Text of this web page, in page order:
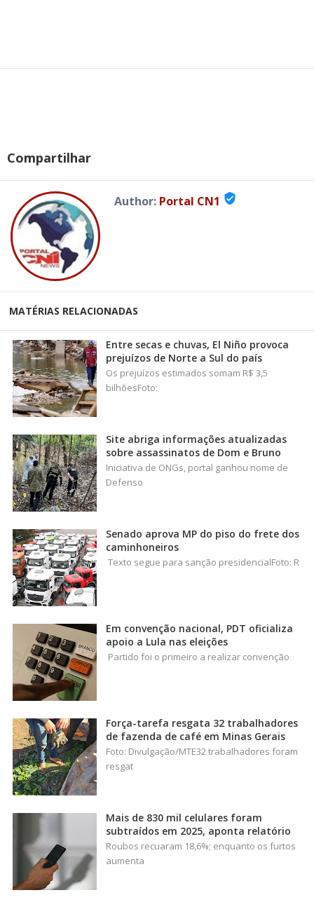
Compartilhar
Author: Portal CN1 verified_user
MATÉRIAS RELACIONADAS
Entre secas e chuvas, El Niño provoca
prejuízos de Norte a Sul do país
Os prejuízos estimados somam R$ 3,5
bilhõesFoto:
Site abriga informações atualizadas
sobre assassinatos de Dom e Bruno
Iniciativa de ONGs, portal ganhou nome de
Defenso
Senado aprova MP do piso do frete dos
caminhoneiros
Texto segue para sanção presidencialFoto: R
Em convenção nacional, PDT oficializa
apoio a Lula nas eleições
Partido foi o primeiro a realizar convenção
Força-tarefa resgata 32 trabalhadores
de fazenda de café em Minas Gerais
Foto: Divulgação/MTE32 trabalhadores foram
resgat
Mais de 830 mil celulares foram
subtraídos em 2025, aponta relatório
Roubos recuaram 18,6%; enquanto os furtos
aumenta